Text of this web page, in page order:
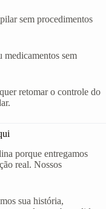
sem procedimentos
medicamentos sem
retomar o controle do
porque entregamos
real. Nossos
sua história,